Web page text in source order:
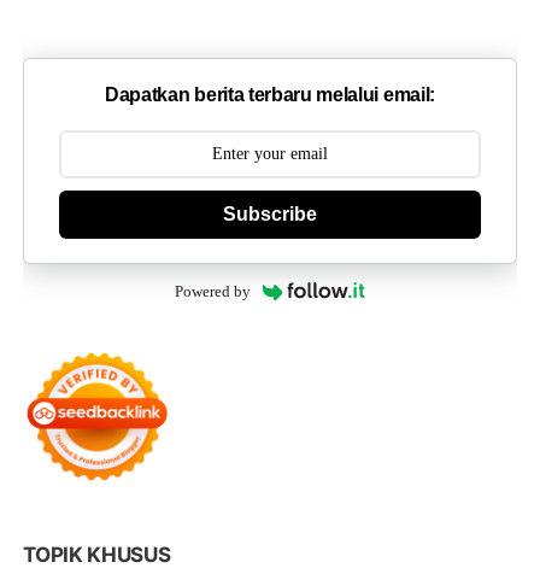
Dapatkan berita terbaru melalui email:
Subscribe
Powered by
TOPIK KHUSUS